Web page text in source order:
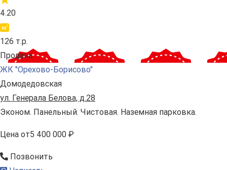
4.20
126 т.р.
Продана
ЖК "Орехово-Борисово"
Домодедовская
ул. Генерала Белова, д.28
Эконом. Панельный. Чистовая. Наземная парковка.
Цена от5 400 000 ₽
Позвонить